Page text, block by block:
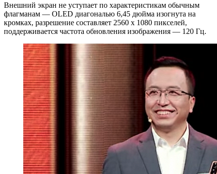
Внешний экран не уступает по характеристикам обычным
флагманам — OLED диагональю 6,45 дюйма изогнута на
кромках, разрешение составляет 2560 х 1080 пикселей,
поддерживается частота обновления изображения — 120 Гц.